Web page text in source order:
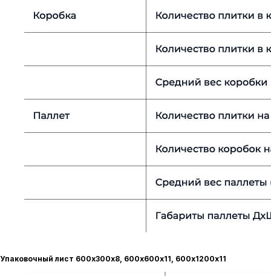
Упаковочный лист 600х300х8, 600х600х11, 600х1200х11